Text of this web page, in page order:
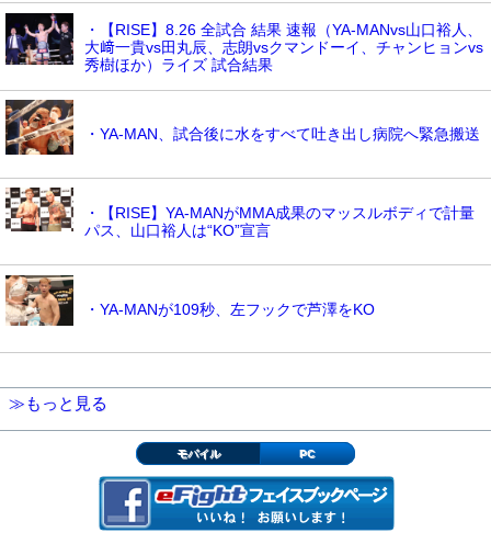
・【RISE】8.26 全試合 結果 速報（YA-MANvs山口裕人、
大﨑一貴vs田丸辰、志朗vsクマンドーイ、チャンヒョンvs
秀樹ほか）ライズ 試合結果
・YA-MAN、試合後に水をすべて吐き出し病院へ緊急搬送
・【RISE】YA-MANがMMA成果のマッスルボディで計量
パス、山口裕人は“KO”宣言
・YA-MANが109秒、左フックで芦澤をKO
≫もっと見る
モバイル PC